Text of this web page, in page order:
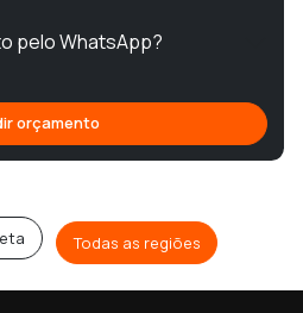
pelo WhatsApp?
orçamento
Todas as regiões